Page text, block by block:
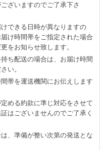
ざいますのでご了承下さ
できる日時が異なりますの
け時間帯をご指定された場合
をお知らせ致します。
ち配送の場合は、お届け時間
い。
帯を運送機関にお伝えします
める約款に準じ対応をさせて
はございませんのでご了承く
、準備が整い次第の発送とな